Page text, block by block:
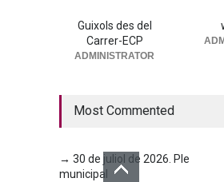
→ 25 de juny de 2026. Ple
Guixols des del
Carrer-ECP
ADMINISTRATOR
Most Commented
→ 30 de juliol de 2026. Ple
municipal